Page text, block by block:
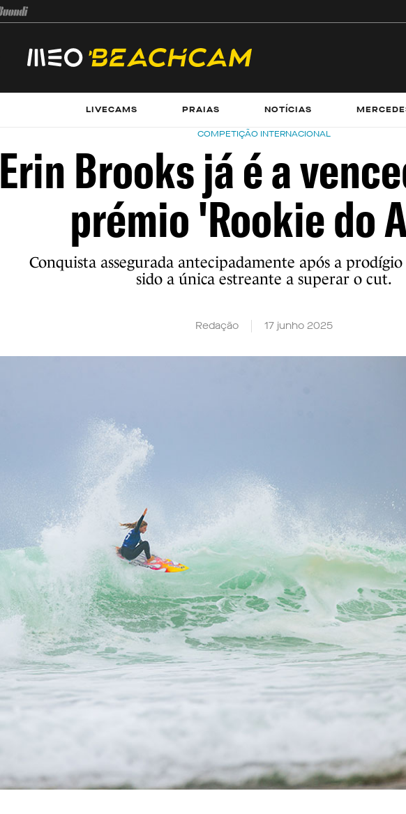
LIVECAMS PRAIAS NOTÍCIAS
COMPETIÇÃO INTERNACIONAL
Erin Brooks já é a
prémio 'Rookie do
Conquista assegurada antecipadamente após a
sido a única estreante a superar o cut.
Redação 17 junho 2025